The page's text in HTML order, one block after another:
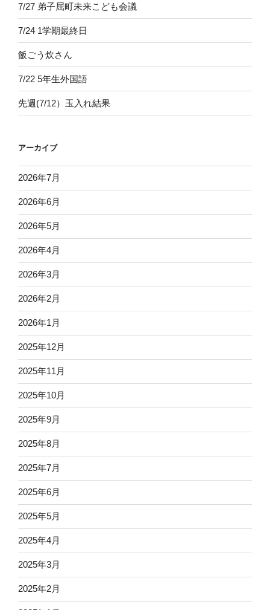
7/27 弟子屈町未来こども会議
7/24 1学期最終日
飯ごう炊さん
7/22 5年生外国語
先週(7/12）玉入れ結果
アーカイブ
2026年7月
2026年6月
2026年5月
2026年4月
2026年3月
2026年2月
2026年1月
2025年12月
2025年11月
2025年10月
2025年9月
2025年8月
2025年7月
2025年6月
2025年5月
2025年4月
2025年3月
2025年2月